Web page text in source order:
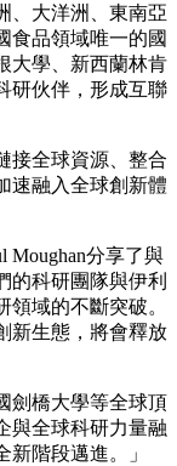
、大洋洲、東南亞
食品領域唯一的國
大學、新西蘭林肯
研伙伴，形成互聯
接全球資源、整合
速融入全球創新體
Moughan分享了與
的科研團隊與伊利
域的不斷突破。
新生態，將會釋放
劍橋大學等全球頂
與全球科研力量融
階段邁進。」